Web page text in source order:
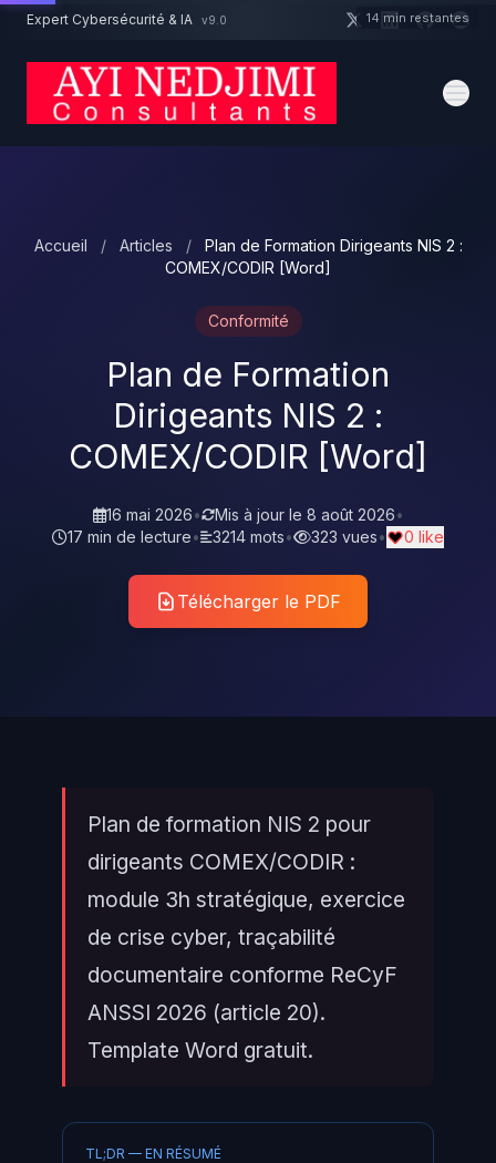
Aller au contenu principal
Expert Cybersécurité & IA v9.0
Accueil / Articles /
Plan de Formation Dirigeants NIS 2 :
COMEX/CODIR [Word]
Conformité
Plan de Formation
Dirigeants NIS 2 :
COMEX/CODIR [Word]
16 mai 2026• Mis à jour le 8 août 2026•
17 min de lecture• 3214 mots• 323 vues• 0 like
Télécharger le PDF
Plan de formation NIS 2 pour
dirigeants COMEX/CODIR :
module 3h stratégique, exercice
de crise cyber, traçabilité
documentaire conforme ReCyF
ANSSI 2026 (article 20).
Template Word gratuit.
TL;DR — EN RÉSUMÉ
Un projet cybersécurité ? 14 min restantes